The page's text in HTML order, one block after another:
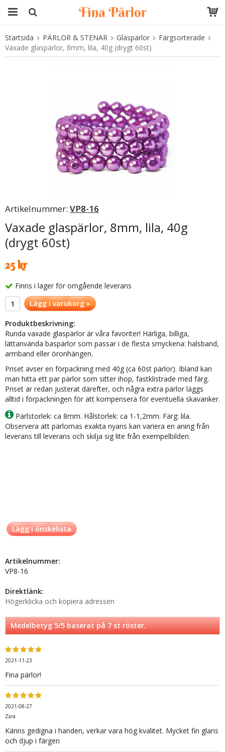
Produkten har blivit tillagd i varukorgen
Startsida PÄRLOR & STENAR Glaspärlor
Färgsorterade
Vaxade glaspärlor, 8mm, lila, 40g (drygt 60st)
Artikelnummer: VP8-16
Vaxade glaspärlor, 8mm, lila, 40g
(drygt 60st)
25 kr
Finns i lager för omgående leverans
Lägg i varukorg »
Produktbeskrivning:
Runda vaxade glaspärlor är våra favoriter! Härliga, billiga,
lättanvända baspärlor som passar i de flesta smyckena: halsband,
armband eller öronhängen.
Priset avser en förpackning med 40g (ca 60st pärlor). Ibland kan
man hitta ett par pärlor som sitter ihop, fastklistrade med färg.
Priset är redan justerat därefter, och några extra pärlor läggs
alltid i förpackningen för att kompensera för eventuella skavanker.
Pärlstorlek: ca 8mm. Hålstorlek: ca 1-1,2mm. Färg: lila.
Observera att pärlornas exakta nyans kan variera en aning från
leverans till leverans och skilja sig lite från exempelbilden.
Lägg i önskelista
Artikelnummer:
VP8-16
Direktlänk:
Högerklicka och kopiera adressen
Medelbetyg5/5 baserat på7st röster.
2021-11-23
Fina pärlor!
2021-08-27
Zara
Känns gedigna i handen, verkar vara hög kvalitet. Mycket fin glans
och djup i färgen